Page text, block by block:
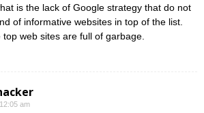
is the lack of Google strategy that do not
of informative websites in top of the list.
top web sites are full of garbage.
am